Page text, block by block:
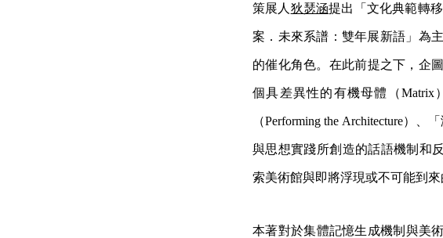
策展人 狄瑟涵提出「文化典範轉
案．未來系譜：雙年展新語」為
的催化角色。在此前提之下，企
個具差異性的有機母體（Matrix
（Performing the Architecture）、
與思想實踐所創造的話語機制和
索美術館與即將浮現或不可能到
本著對於集體記憶生成機制與美